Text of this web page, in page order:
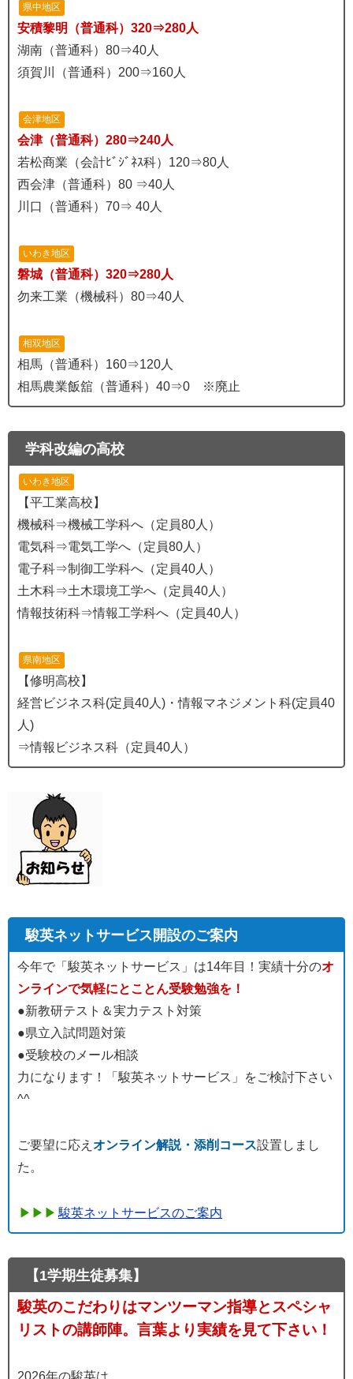
県中地区
安積黎明（普通科）320⇒280人
湖南（普通科）80⇒40人
須賀川（普通科）200⇒160人
会津地区
会津（普通科）280⇒240人
若松商業（会計ﾋﾞｼﾞﾈｽ科）120⇒80人
西会津（普通科）80 ⇒40人
川口（普通科）70⇒ 40人
いわき地区
磐城（普通科）320⇒280人
勿来工業（機械科）80⇒40人
相双地区
相馬（普通科）160⇒120人
相馬農業飯舘（普通科）40⇒0 ※廃止
学科改編の高校
いわき地区
【平工業高校】
機械科⇒機械工学科へ（定員80人）
電気科⇒電気工学へ（定員80人）
電子科⇒制御工学科へ（定員40人）
土木科⇒土木環境工学へ（定員40人）
情報技術科⇒情報工学科へ（定員40人）
県南地区
【修明高校】
経営ビジネス科(定員40人)・情報マネジメント科(定員40
人)
⇒情報ビジネス科（定員40人）
駿英ネットサービス開設のご案内
今年で「駿英ネットサービス」は14年目！実績十分のオ
ンラインで気軽にとことん受験勉強を！
●新教研テスト＆実力テスト対策
●県立入試問題対策
●受験校のメール相談
力になります！「駿英ネットサービス」をご検討下さい
^^
ご要望に応え オンライン解説・添削コース設置しまし
た。
駿英ネットサービスのご案内
【1学期生徒募集】
駿英のこだわりはマンツーマン指導とスペシャ
リストの講師陣。言葉より実績を見て下さい！
2026年の駿英は